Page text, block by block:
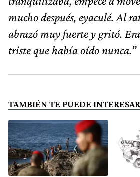
mucho después, eyaculé. Al
abrazó muy fuerte y gritó.
triste que había oído nunca.”
TAMBIÉN TE PUEDE INTERESAR